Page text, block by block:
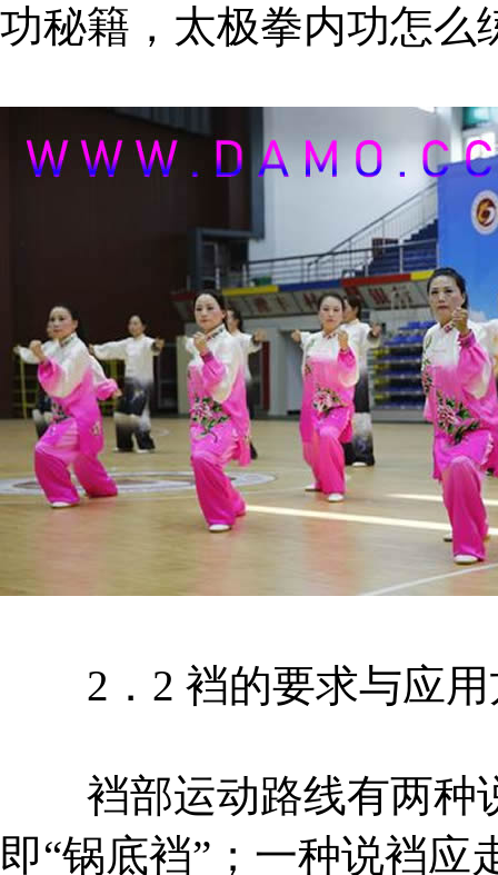
功秘籍，太极拳内功怎么
2．2 裆的要求与应用
裆部运动路线有两种
即“锅底裆”；一种说裆应